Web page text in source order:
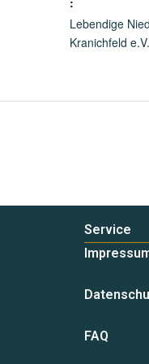
Lebendige
Kranichfeld e.V.
Service
FAQ